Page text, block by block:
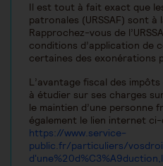
Il est tout à fait exact que
patronales (URSSAF) sont à
Rapprochez-vous de
conditions d’application de
certaines des exonérations
L’avantage fiscal des
à étudier sur ses charges
le maintien d’une personne
également le lien internet
https://www.service-
public.fr/particuliers/